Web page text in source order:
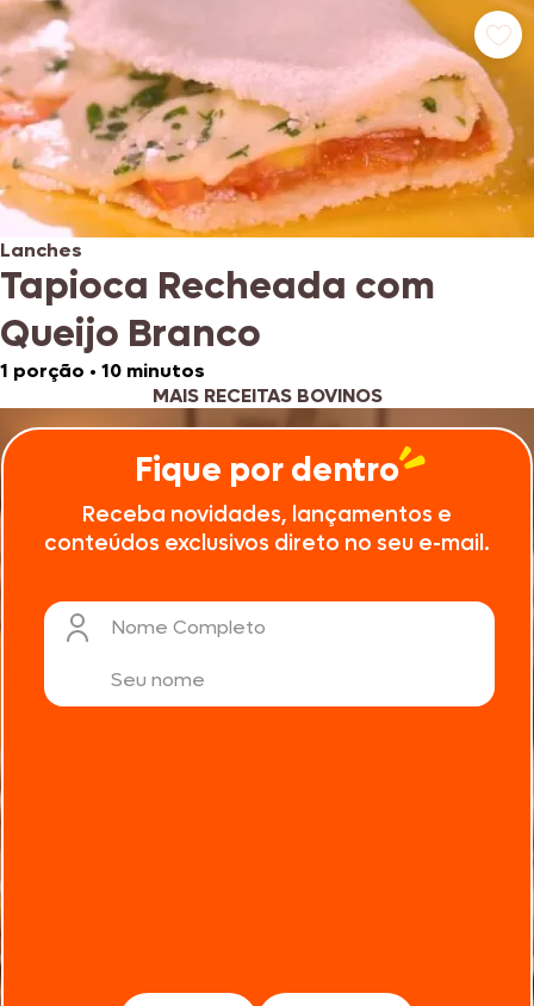
Lanches
Tapioca Recheada com
Queijo Branco
1 porção • 10 minutos
MAIS RECEITAS BOVINOS
Fique por dentro
Receba novidades, lançamentos e
conteúdos exclusivos direto no seu e-mail.
Nome Completo